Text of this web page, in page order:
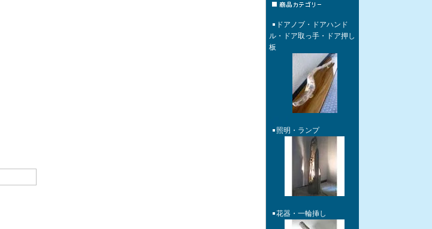
ドアノブ・ドアハンド
ル・ドア取っ手・ドア押し
板
照明・ランプ
花器・一輪挿し